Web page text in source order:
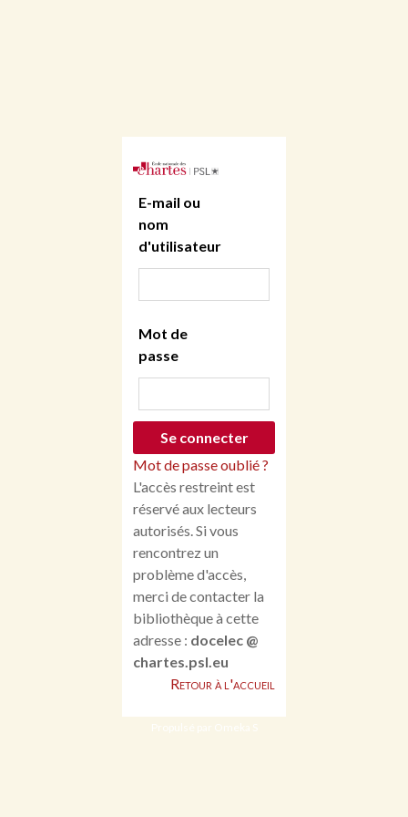
E-mail ou
nom
d'utilisateur
Mot de
passe
Mot de passe oublié ?
L'accès restreint est
réservé aux lecteurs
autorisés. Si vous
rencontrez un
problème d'accès,
merci de contacter la
bibliothèque à cette
adresse : docelec @
chartes.psl.eu
Retour à l'accueil
Propulsé par Omeka S